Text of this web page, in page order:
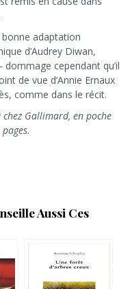
adaptation
d’Audrey Diwan,
dommage cependant qu’il
de vue d’Annie Ernaux
comme dans le récit.
Gallimard, en poche
Aussi Ces